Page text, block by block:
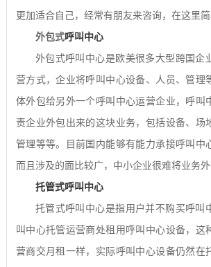
更加适合自己，经常有朋友来咨询，在这里简
外包式呼叫中心
外包式呼叫中心是欧美很多大型跨国企
营方式，企业将呼叫中心设备、人员、管理
体外包给另外一个呼叫中心运营企业，呼叫
责企业外包出来的这块业务，包括设备、场
管理等等。目前国内能够有能力承接呼叫中
而且涉及的面比较广，中小企业很难将业务外
托管式呼叫中心
托管式呼叫中心是指用户并不购买呼叫
叫中心托管运营商处租用呼叫中心设备，这
营商交月租一样，实际呼叫中心设备仍然在